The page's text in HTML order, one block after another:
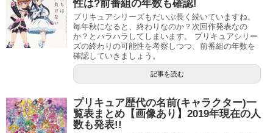
性は?前番組の年数も確認!
プリキュアシリーズもだいぶ長く続いていますね。
毎年秋になると、終わりなのか？次回作発表なの
か？とハラハラしてしまいます。 プリキュアシリー
ズの終わりの可能性を考察しつつ、前番組の年数を
確認していきましょう。
記事を読む
プリキュア歴代の名前(キャラクター)一
覧表まとめ【画像あり】2019年現在の人
数も発表!!